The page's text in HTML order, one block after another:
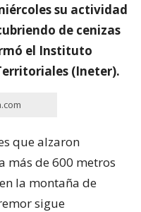
su actividad
de cenizas
el Instituto
(Ineter).
que alzaron
más de 600 metros
la montaña de
sigue